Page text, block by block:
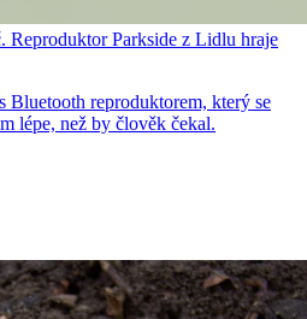
Reproduktor Parkside z Lidlu hraje
Bluetooth reproduktorem, který se
lépe, než by člověk čekal.